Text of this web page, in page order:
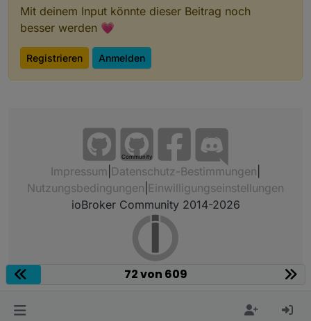
Mit deinem Input könnte dieser Beitrag noch
besser werden 💗
Registrieren Anmelden
Community
Impressum Datenschutz-Bestimmungen
Nutzungsbedingungen Einwilligungseinstellungen
ioBroker Community 2014-2026
72 von 609